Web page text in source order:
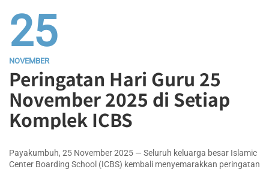
25
NOVEMBER
Peringatan Hari Guru 25
November 2025 di Setiap
Komplek ICBS
Payakumbuh, 25 November 2025 — Seluruh keluarga besar Islamic
Center Boarding School (ICBS) kembali menyemarakkan peringatan